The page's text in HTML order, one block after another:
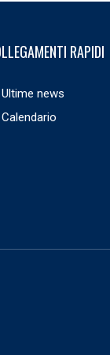
RAPIDI
Ultime news
Calendario